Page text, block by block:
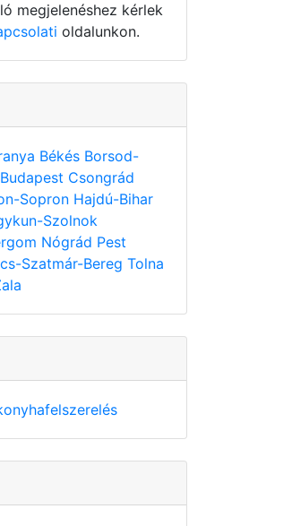
megjelenéshez kérlek
oldalunkon.
Békés Borsod-
Budapest Csongrád
Sopron Hajdú-Bihar
Szolnok
Nógrád Pest
Szatmár-Bereg Tolna